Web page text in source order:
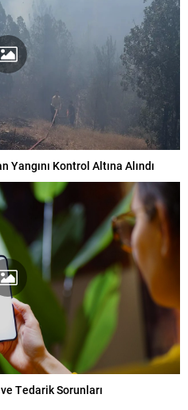
Yangını Kontrol Altına Alındı
Tedarik Sorunları